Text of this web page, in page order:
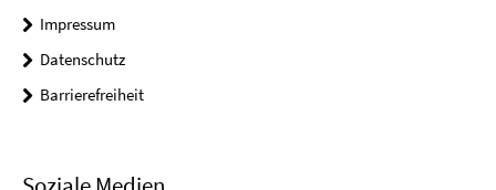
Impressum
Datenschutz
Barrierefreiheit